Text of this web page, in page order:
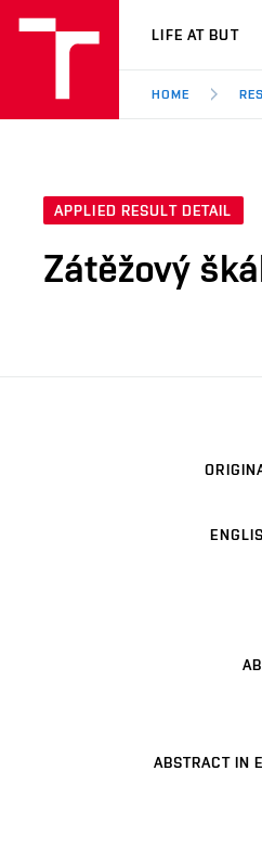
VUT
LIFE AT BUT
HOME
APPLIED RESULT DETAIL
Zátěžový
ABSTRACT IN